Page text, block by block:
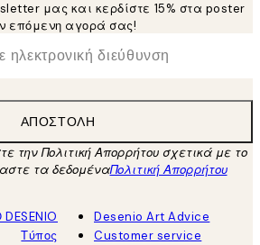
μας και κερδίστε 15% στα poster
επόμενη αγορά σας!
ΑΠΟΣΤΟΛΉ
την Πολιτική Απορρήτου σχετικά με το
τα δεδομέναΠολιτική Απορρήτου
Τύπος
Desenio Art Advice
Customer service